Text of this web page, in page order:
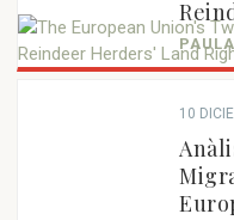
10